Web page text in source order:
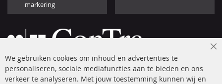
markering
+49 (0) 4533 799 00 0
We gebruiken cookies om inhoud en advertenties te
personaliseren, sociale mediafuncties aan te bieden en ons
verkeer te analyseren. Met jouw toestemming kunnen wij en